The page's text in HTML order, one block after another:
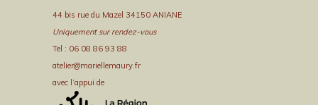
44 bis rue du Mazel 34150 ANIANE
Uniquement sur rendez-vous
Tel : 06 08 86 93 88
atelier@mariellemaury.fr
avec l’appui de